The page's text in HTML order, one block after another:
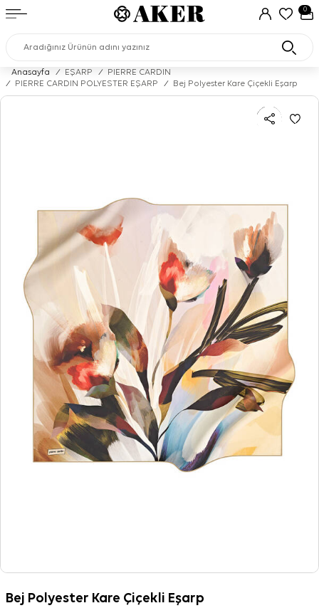
0
Anasayfa / EŞARP /
PIERRE CARDIN
/
PIERRE CARDIN POLYESTER EŞARP / Bej Polyester Kare Çiçekli Eşarp
Bej Polyester Kare Çiçekli Eşarp